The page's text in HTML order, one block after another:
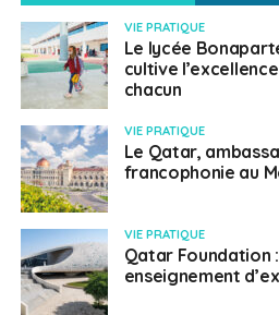
Français au Qatar
VIE PRATIQUE
Le lycée
cultive
chacun
VIE PRATIQUE
Le Qatar,
francophonie au
VIE PRATIQUE
Qatar Foundation
enseignement